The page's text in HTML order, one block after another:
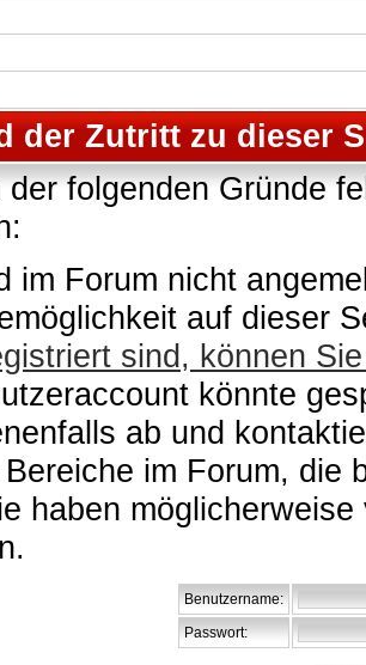
der Zutritt zu dieser
der folgenden Gründe
im Forum nicht
auf dieser
sind, können
könnte
ab und
im Forum, die
haben
Benutzername:
Passwort: